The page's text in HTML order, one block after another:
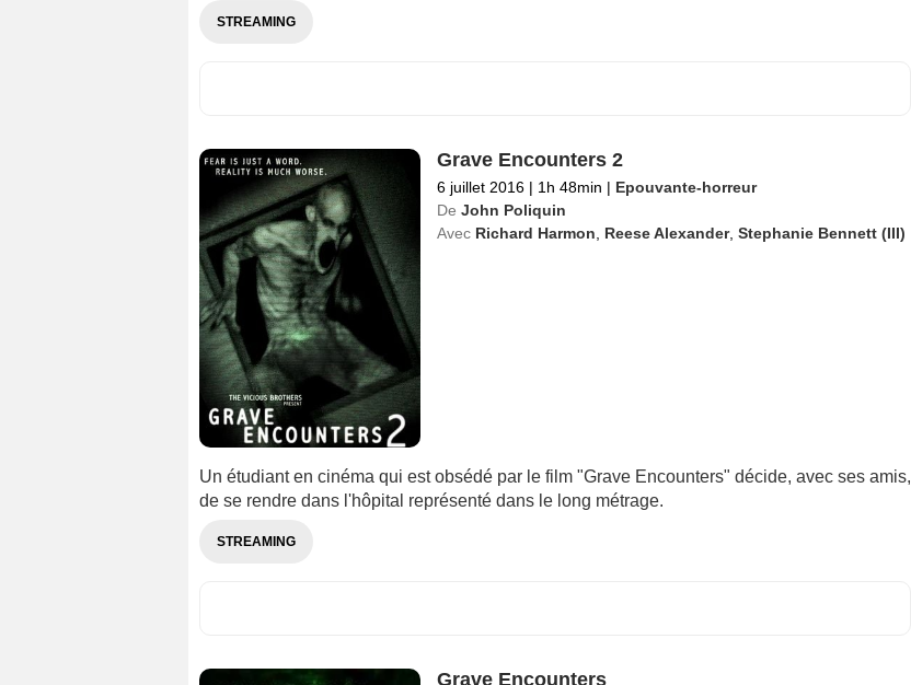
STREAMING
Grave Encounters 2
6 juillet 2016 | 1h 48min | Epouvante-horreur
De John Poliquin
Avec Richard Harmon Reese Alexander, Stephanie Bennett (III)
Un étudiant en cinéma qui est obsédé par le film "Grave Encounters" décide, avec ses amis,
de se rendre dans l'hôpital représenté dans le long métrage.
STREAMING
Grave Encounters